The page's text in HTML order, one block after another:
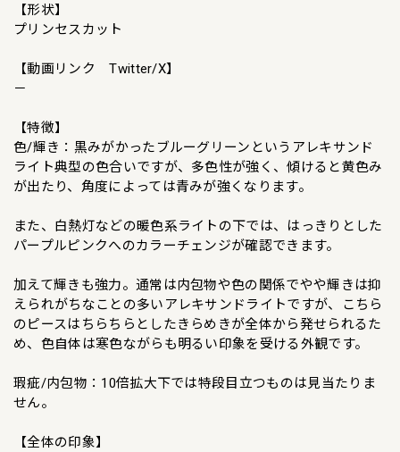
【形状】
プリンセスカット
【動画リンク Twitter/X】
－
【特徴】
色/輝き：黒みがかったブルーグリーンというアレキサンド
ライト典型の色合いですが、多色性が強く、傾けると黄色み
が出たり、角度によっては青みが強くなります。
また、白熱灯などの暖色系ライトの下では、はっきりとした
パープルピンクへのカラーチェンジが確認できます。
加えて輝きも強力。通常は内包物や色の関係でやや輝きは抑
えられがちなことの多いアレキサンドライトですが、こちら
のピースはちらちらとしたきらめきが全体から発せられるた
め、色自体は寒色ながらも明るい印象を受ける外観です。
瑕疵/内包物：10倍拡大下では特段目立つものは見当たりま
せん。
【全体の印象】